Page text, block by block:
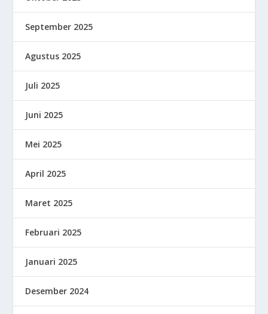
September 2025
Agustus 2025
Juli 2025
Juni 2025
Mei 2025
April 2025
Maret 2025
Februari 2025
Januari 2025
Desember 2024